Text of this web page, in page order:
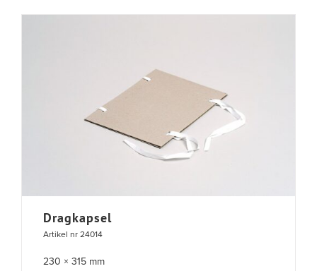
Dragkapsel
Artikel nr 24014
230 × 315 mm